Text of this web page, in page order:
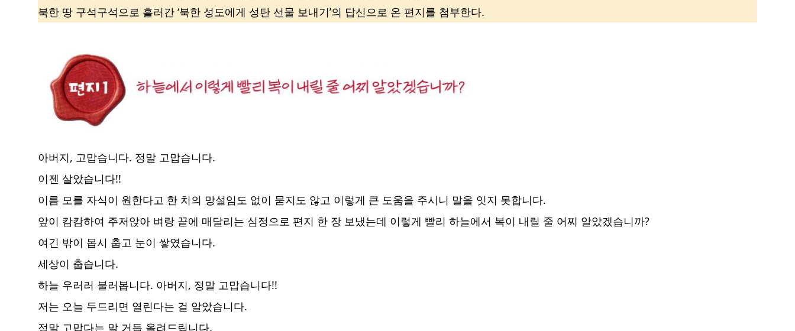
북한 땅 구석구석으로 흘러간 ‘북한 성도에게 성탄 선물 보내기’의 답신으로 온 편지를 첨부한다.
아버지, 고맙습니다. 정말 고맙습니다.
이젠 살았습니다!!
이름 모를 자식이 원한다고 한 치의 망설임도 없이 묻지도 않고 이렇게 큰 도움을 주시니 말을 잇지 못합니다.
앞이 캄캄하여 주저앉아 벼랑 끝에 매달리는 심정으로 편지 한 장 보냈는데 이렇게 빨리 하늘에서 복이 내릴 줄 어찌 알았겠습니까?
여긴 밖이 몹시 춥고 눈이 쌓였습니다.
세상이 춥습니다.
하늘 우러러 불러봅니다. 아버지, 정말 고맙습니다!!
저는 오늘 두드리면 열린다는 걸 알았습니다.
정말 고맙다는 말 거듭 올려드립니다.